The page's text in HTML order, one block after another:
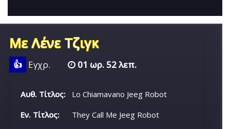
Με Λένε Τζιγκ
👍 Εγχρ. 01 ωρ. 52 λεπ.
Αυθ. Τίτλος:
Lo Chiamavano Jeeg Robot
Εν. Τίτλος:
They Call Me Jeeg Robot